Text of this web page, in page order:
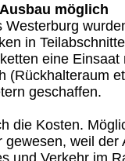
möglich
in
eine
(Rückhalteraum
geschaffen.
die Kosten.
weil der
und Verkehr im